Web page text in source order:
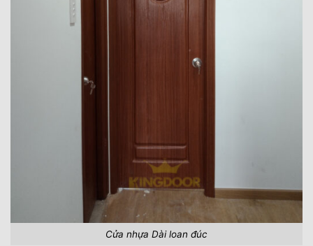
Cửa nhựa Dài loan đúc